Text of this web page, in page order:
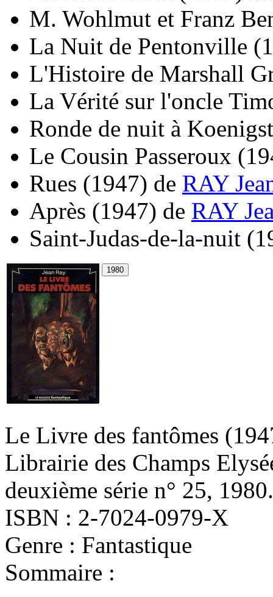
M. Wohlmut et Franz
La Nuit de Pentonville
L'Histoire de Marshall
La Vérité sur l'oncle
Ronde de nuit à
Le Cousin Passeroux
Rues (1947) de RAY
Après (1947) de RAY
Saint-Judas-de-la-nuit
Le Livre des fantômes
Librairie des Champs
deuxième série n° 25, 1980.
ISBN : 2-7024-0979-X
Genre : Fantastique
Sommaire :